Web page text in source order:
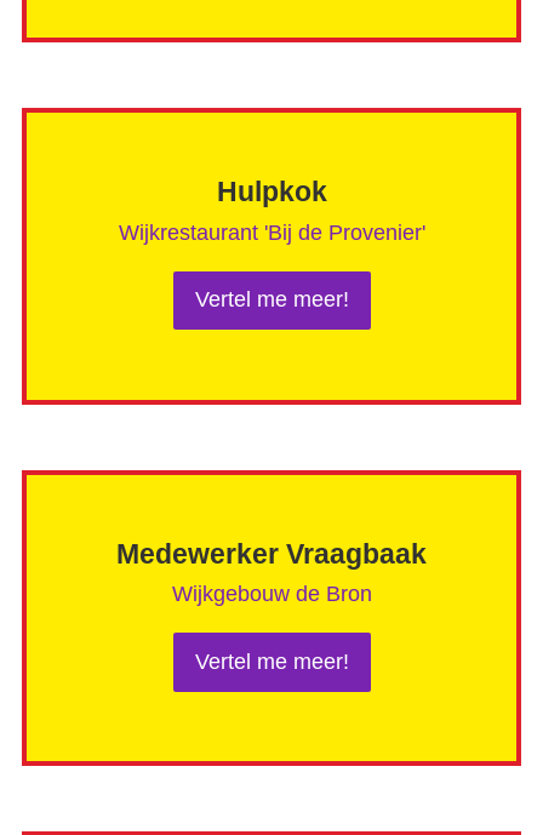
Hulpkok
Wijkrestaurant 'Bij de Provenier'
Vertel me meer!
Medewerker Vraagbaak
Wijkgebouw de Bron
Vertel me meer!